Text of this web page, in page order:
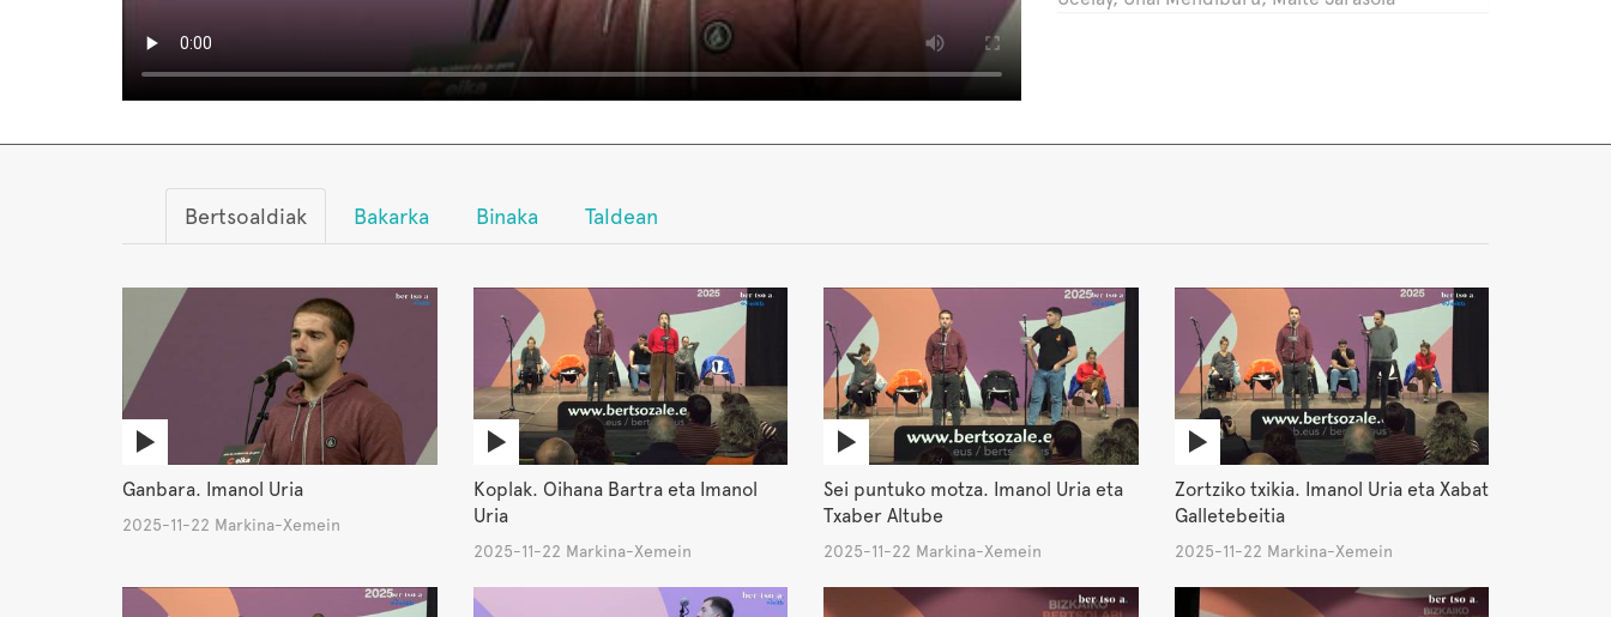
Bertsoaldiak Bakarka Binaka Taldean
Ganbara. Imanol Uria
2025-11-22 Markina-Xemein
Koplak. Oihana Bartra eta Imanol
Uria
2025-11-22 Markina-Xemein
Sei puntuko motza. Imanol Uria eta
Txaber Altube
2025-11-22 Markina-Xemein
Zortziko txikia. Imanol Uria eta Xabat
Galletebeitia
2025-11-22 Markina-Xemein